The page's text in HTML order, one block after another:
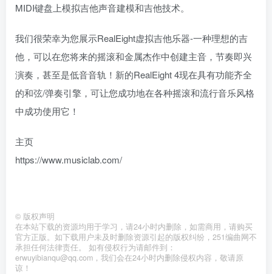
MIDI键盘上模拟吉他声音建模和吉他技术。
我们很荣幸为您展示RealEight虚拟吉他乐器-一种理想的吉
他，可以在您将来的摇滚和金属杰作中创建主音，节奏即兴
演奏，甚至是低音音轨！新的RealEight 4现在具有功能齐全
的和弦/弹奏引擎，可让您成功地在各种摇滚和流行音乐风格
中成功使用它！
主页
https://www.musiclab.com/
© 版权声明
在本站下载的资源均用于学习，请24小时内删除，如需商用，请购买
官方正版。如下载用户未及时删除资源引起的版权纠纷，251编曲网不
承担任何法律责任。 如有侵权行为请邮件到：
erwuyibianqu@qq.com，我们会在24小时内删除侵权内容，敬请原
谅！